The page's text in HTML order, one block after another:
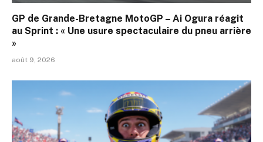
GP de Grande-Bretagne MotoGP – Ai Ogura réagit
au Sprint : « Une usure spectaculaire du pneu arrière
»
août 9, 2026